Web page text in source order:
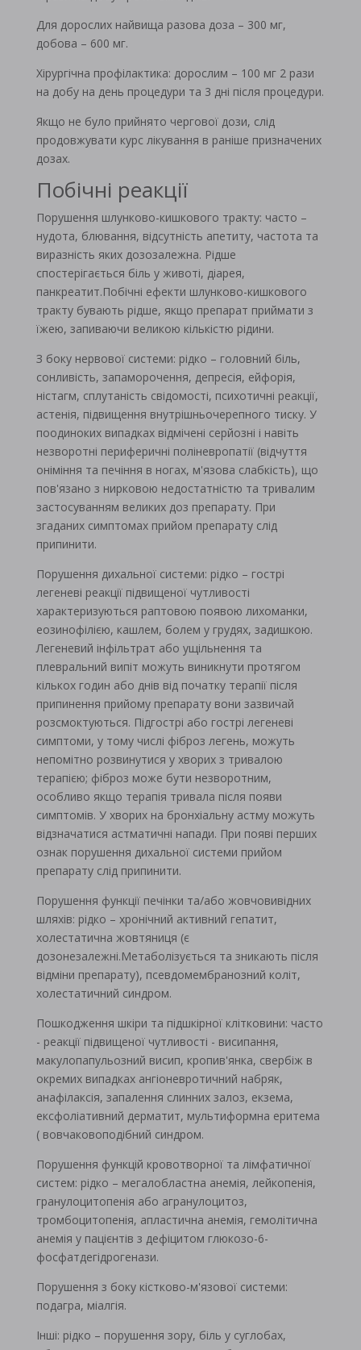
Для дорослих найвища разова доза – 300 мг,
добова – 600 мг.
Хірургічна профілактика: дорослим – 100 мг 2 рази
на добу на день процедури та 3 дні після процедури.
Якщо не було прийнято чергової дози, слід
продовжувати курс лікування в раніше призначених
дозах.
Побічні реакції
Порушення шлунково-кишкового тракту: часто –
нудота, блювання, відсутність апетиту, частота та
виразність яких дозозалежна. Рідше
спостерігається біль у животі, діарея,
панкреатит.Побічні ефекти шлунково-кишкового
тракту бувають рідше, якщо препарат приймати з
їжею, запиваючи великою кількістю рідини.
З боку нервової системи: рідко – головний біль,
сонливість, запаморочення, депресія, ейфорія,
ністагм, сплутаність свідомості, психотичні реакції,
астенія, підвищення внутрішньочерепного тиску. У
поодиноких випадках відмічені серйозні і навіть
незворотні периферичні поліневропатії (відчуття
оніміння та печіння в ногах, м'язова слабкість), що
пов'язано з нирковою недостатністю та тривалим
застосуванням великих доз препарату. При
згаданих симптомах прийом препарату слід
припинити.
Порушення дихальної системи: рідко – гострі
легеневі реакції підвищеної чутливості
характеризуються раптовою появою лихоманки,
еозинофілією, кашлем, болем у грудях, задишкою.
Легеневий інфільтрат або ущільнення та
плевральний випіт можуть виникнути протягом
кількох годин або днів від початку терапії після
припинення прийому препарату вони зазвичай
розсмоктуються. Підгострі або гострі легеневі
симптоми, у тому числі фіброз легень, можуть
непомітно розвинутися у хворих з тривалою
терапією; фіброз може бути незворотним,
особливо якщо терапія тривала після появи
симптомів. У хворих на бронхіальну астму можуть
відзначатися астматичні напади. При появі перших
ознак порушення дихальної системи прийом
препарату слід припинити.
Порушення функції печінки та/або жовчовивідних
шляхів: рідко – хронічний активний гепатит,
холестатична жовтяниця (є
дозонезалежні.Метаболізується та зникають після
відміни препарату), псевдомембранозний коліт,
холестатичний синдром.
Пошкодження шкіри та підшкірної клітковини: часто
- реакції підвищеної чутливості - висипання,
макулопапульозний висип, кропив'янка, свербіж в
окремих випадках ангіоневротичний набряк,
анафілаксія, запалення слинних залоз, екзема,
ексфоліативний дерматит, мультиформна еритема
( вовчаковоподібний синдром.
Порушення функцій кровотворної та лімфатичної
систем: рідко – мегалобластна анемія, лейкопенія,
гранулоцитопенія або агранулоцитоз,
тромбоцитопенія, апластична анемія, гемолітична
анемія у пацієнтів з дефіцитом глюкозо-6-
фосфатдегідрогенази.
Порушення з боку кістково-м'язової системи:
подагра, міалгія.
Інші: рідко – порушення зору, біль у суглобах,